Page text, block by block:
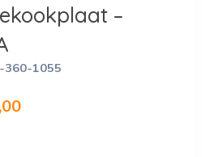
–
360-1055
Huidige